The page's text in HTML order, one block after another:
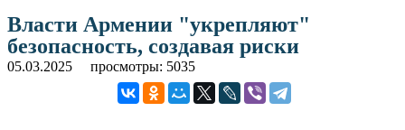
Власти Армении "укрепляют"
безопасность, создавая риски
05.03.2025 просмотры: 5035